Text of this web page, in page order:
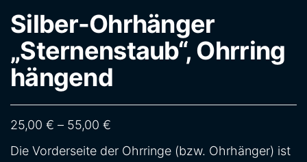
Silber-Ohrhänger
„Sternenstaub“, Ohrring
hängend
25,00 € – 55,00 €
Die Vorderseite der Ohrringe (bzw. Ohrhänger) ist